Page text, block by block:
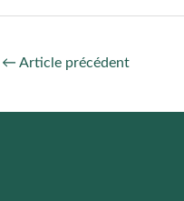
← Article précédent